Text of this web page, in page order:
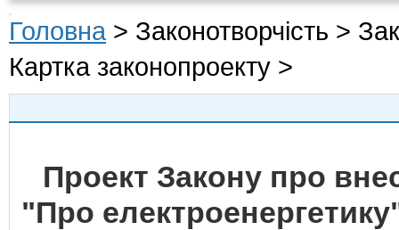
Головна > Законотворчість >
Картка законопроекту >
Проект Закону про
"Про